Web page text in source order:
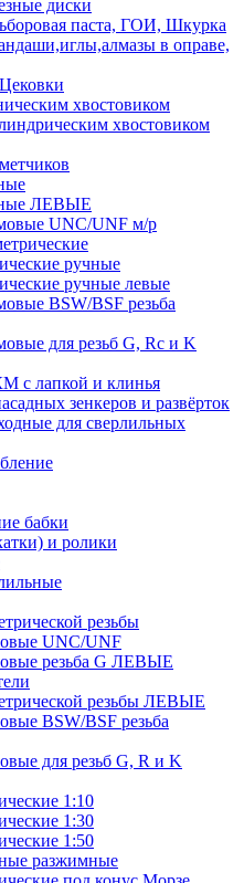
диски
паста, ГОИ, Шкурка
в оправе,
хвостовиком
хвостовиком
ЛЕВЫЕ
UNC/UNF м/р
ручные
ручные левые
BSW/BSF резьба
для резьб G, Rc и K
с лапкой и клинья
зенкеров и развёрток
для сверлильных
бабки
и ролики
резьбы
UNC/UNF
резьба G ЛЕВЫЕ
резьбы ЛЕВЫЕ
BSW/BSF резьба
для резьб G, R и K
1:10
1:30
1:50
разжимные